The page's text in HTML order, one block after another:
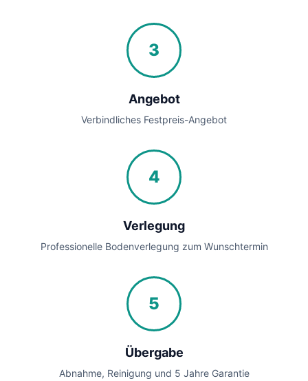
3
Angebot
Verbindliches Festpreis-Angebot
4
Verlegung
Professionelle Bodenverlegung zum Wunschtermin
5
Übergabe
Abnahme, Reinigung und 5 Jahre Garantie